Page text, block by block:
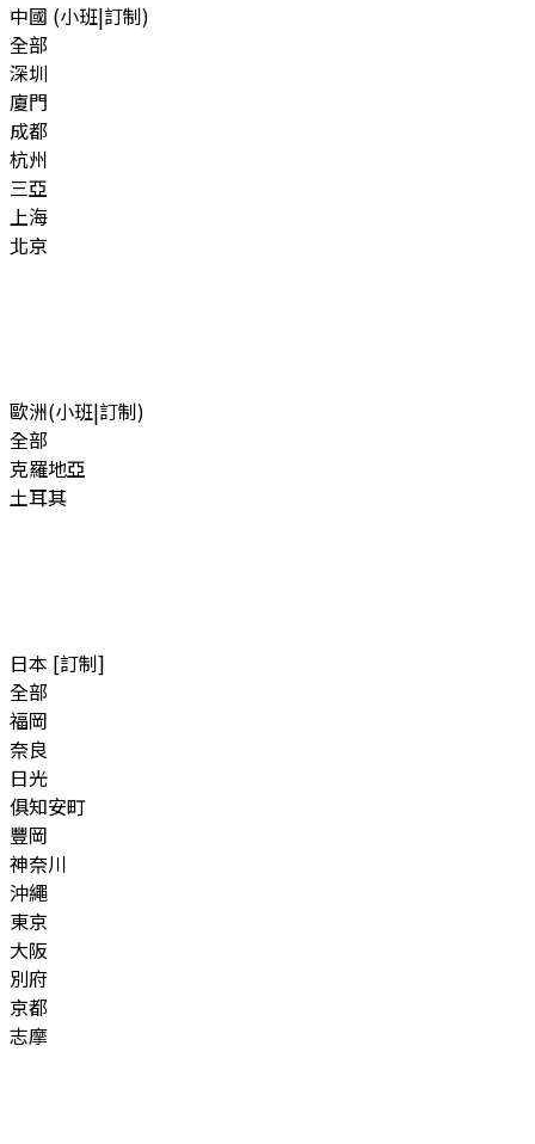
中國 (小班|訂制)
全部
深圳
廈門
成都
杭州
三亞
上海
北京
歐洲(小班|訂制)
全部
克羅地亞
土耳其
日本 [訂制]
全部
福岡
奈良
日光
俱知安町
豐岡
神奈川
沖繩
東京
大阪
別府
京都
志摩